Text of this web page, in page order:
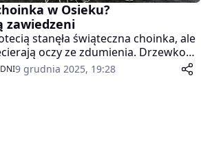
w Osieku?
zawiedzeni
stanęła świąteczna choinka, ale
oczy ze zdumienia. Drzewko
niż w poprzednich latach, a do
Czy gmina ponownie wykorzystała
9 grudnia 2025, 19:28